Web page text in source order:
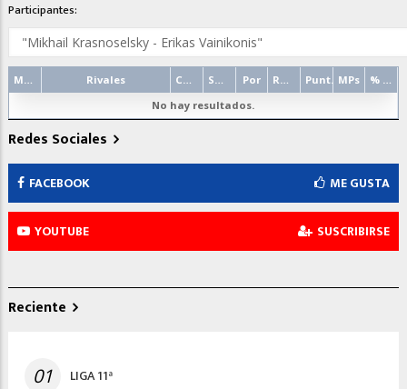
Participantes:
Rivales Por Punt. MPs
No hay resultados.
Redes Sociales
FACEBOOK ME GUSTA
YOUTUBE SUSCRIBIRSE
Reciente
01 LIGA 11ª